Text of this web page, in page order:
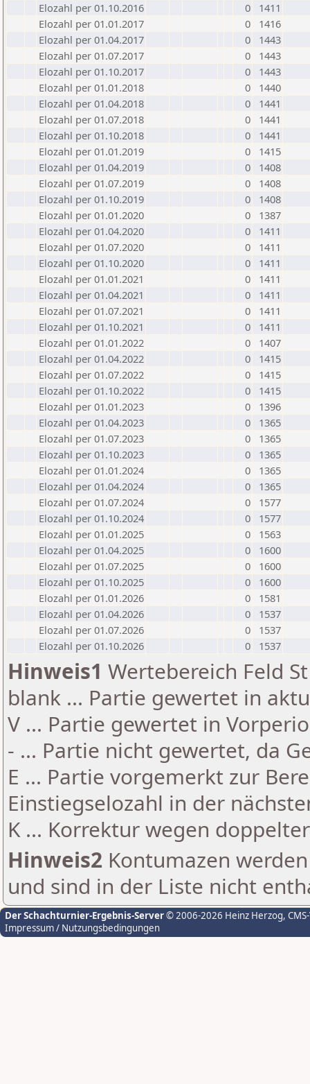
Elozahl per 01.10.2016
0
1411
Elozahl per 01.01.2017
0
1416
Elozahl per 01.04.2017
0
1443
Elozahl per 01.07.2017
0
1443
Elozahl per 01.10.2017
0
1443
Elozahl per 01.01.2018
0
1440
Elozahl per 01.04.2018
0
1441
Elozahl per 01.07.2018
0
1441
Elozahl per 01.10.2018
0
1441
Elozahl per 01.01.2019
0
1415
Elozahl per 01.04.2019
0
1408
Elozahl per 01.07.2019
0
1408
Elozahl per 01.10.2019
0
1408
Elozahl per 01.01.2020
0
1387
Elozahl per 01.04.2020
0
1411
Elozahl per 01.07.2020
0
1411
Elozahl per 01.10.2020
0
1411
Elozahl per 01.01.2021
0
1411
Elozahl per 01.04.2021
0
1411
Elozahl per 01.07.2021
0
1411
Elozahl per 01.10.2021
0
1411
Elozahl per 01.01.2022
0
1407
Elozahl per 01.04.2022
0
1415
Elozahl per 01.07.2022
0
1415
Elozahl per 01.10.2022
0
1415
Elozahl per 01.01.2023
0
1396
Elozahl per 01.04.2023
0
1365
Elozahl per 01.07.2023
0
1365
Elozahl per 01.10.2023
0
1365
Elozahl per 01.01.2024
0
1365
Elozahl per 01.04.2024
0
1365
Elozahl per 01.07.2024
0
1577
Elozahl per 01.10.2024
0
1577
Elozahl per 01.01.2025
0
1563
Elozahl per 01.04.2025
0
1600
Elozahl per 01.07.2025
0
1600
Elozahl per 01.10.2025
0
1600
Elozahl per 01.01.2026
0
1581
Elozahl per 01.04.2026
0
1537
Elozahl per 01.07.2026
0
1537
Elozahl per 01.10.2026
0 1537
Hinweis1 Wertebereich Feld
blank ... Partie gewertet in
V ... Partie gewertet in
- ... Partie nicht gewertet, da
E ... Partie vorgemerkt zur
Einstiegselozahl in der
K ... Korrektur wegen
Hinweis2 Kontumazen
und sind in der Liste nicht
Der Schachturnier-Ergebnis-Server© 2006-2026 Heinz Herzog,
Impressum / Nutzungsbedingungen